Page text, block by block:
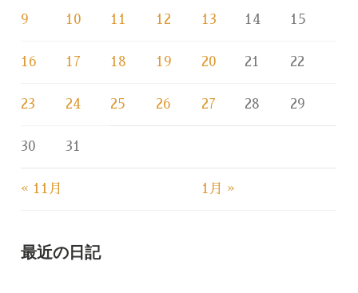
« 11月 1月 »
9 10 11 12 13 14 15
16 17 18 19 20 21 22
23 24 25 26 27 28 29
30 31
最近の日記